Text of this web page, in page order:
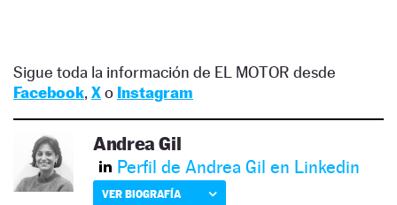
Sigue toda la información de EL MOTOR desde
Facebook, Xo Instagram
Andrea Gil
Perfil de Andrea Gil en Linkedin
VER BIOGRAFÍA